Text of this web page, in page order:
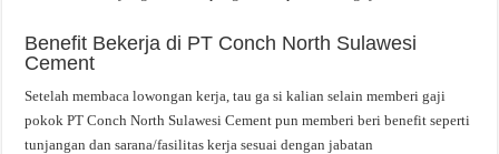
Benefit Bekerja di PT Conch North Sulawesi
Cement
Setelah membaca lowongan kerja, tau ga si kalian selain memberi gaji
pokok PT Conch North Sulawesi Cement pun memberi beri benefit seperti
tunjangan dan sarana/fasilitas kerja sesuai dengan jabatan